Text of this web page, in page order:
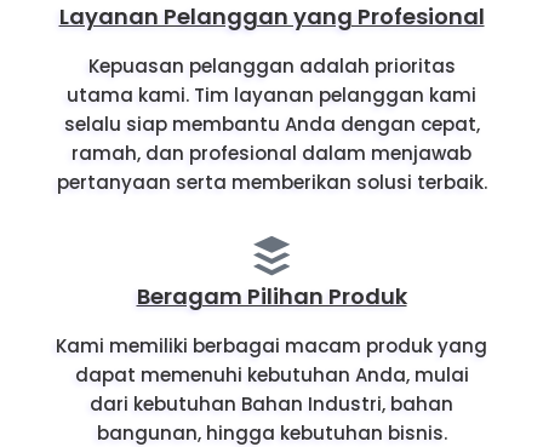
Layanan Pelanggan yang Profesional
Kepuasan pelanggan adalah prioritas
utama kami. Tim layanan pelanggan kami
selalu siap membantu Anda dengan cepat,
ramah, dan profesional dalam menjawab
pertanyaan serta memberikan solusi terbaik.
Beragam Pilihan Produk
Kami memiliki berbagai macam produk yang
dapat memenuhi kebutuhan Anda, mulai
dari kebutuhan Bahan Industri, bahan
bangunan, hingga kebutuhan bisnis.